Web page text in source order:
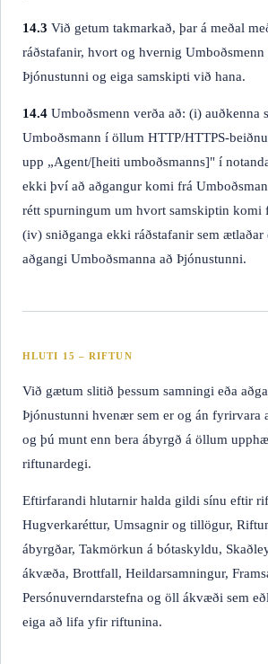
14.3 Við getum takmarkað, þar á meðal
ráðstafanir, hvort og hvernig Umboðsmenn
Þjónustunni og eiga samskipti við hana.
14.4 Umboðsmenn verða að: (i) auðkenna
Umboðsmann í öllum HTTP/HTTPS-
upp „Agent/[heiti umboðsmanns]" í
ekki því að aðgangur komi frá
rétt spurningum um hvort samskiptin komi
(iv) sniðganga ekki ráðstafanir sem ætlaðar
aðgangi Umboðsmanna að Þjónustunni.
HLUTI 15 – RIFTUN
Við gætum slitið þessum samningi eða
Þjónustunni hvenær sem er og án fyrirvara
og þú munt enn bera ábyrgð á öllum
riftunardegi.
Eftirfarandi hlutarnir halda gildi sínu eftir
Hugverkaréttur, Umsagnir og tillögur,
ábyrgðar, Takmörkun á bótaskyldu,
ákvæða, Brottfall, Heildarsamningur,
Persónuverndarstefna og öll ákvæði sem
eiga að lifa yfir riftunina.